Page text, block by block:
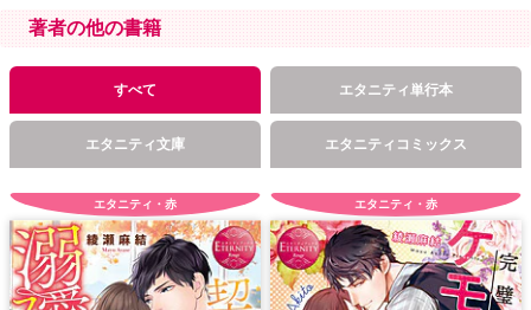
著者の他の書籍
すべて エタニティ単行本
エタニティ文庫 エタニティコミックス
エタニティ・赤 エタニティ・赤